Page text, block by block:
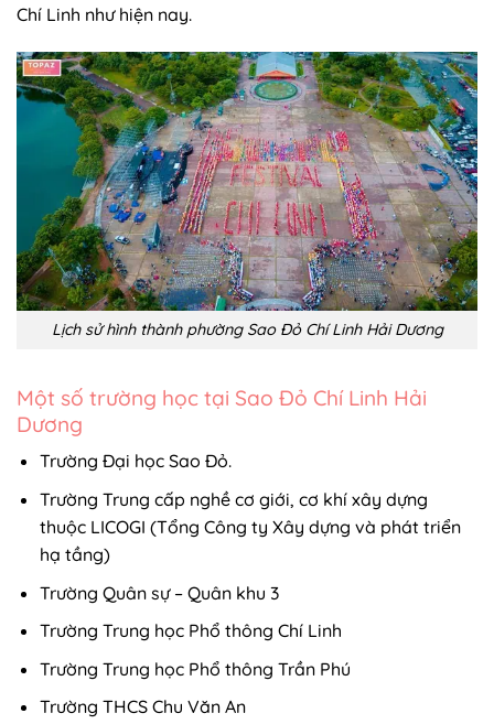
Chí Linh như hiện nay.
Lịch sử hình thành phường Sao Đỏ Chí Linh Hải Dương
Một số trường học tại Sao Đỏ Chí Linh Hải
Dương
Trường Đại học Sao Đỏ.
Trường Trung cấp nghề cơ giới, cơ khí xây dựng
thuộc LICOGI (Tổng Công ty Xây dựng và phát triển
hạ tầng)
Trường Quân sự – Quân khu 3
Trường Trung học Phổ thông Chí Linh
Trường Trung học Phổ thông Trần Phú
Trường THCS Chu Văn An